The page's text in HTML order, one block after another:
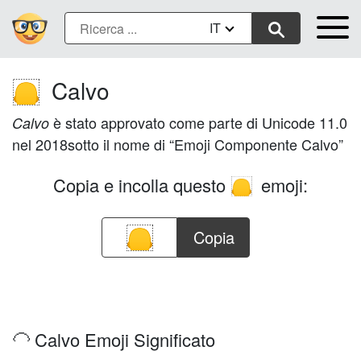
IT
🦲 Calvo
Calvo è stato approvato come parte di Unicode 11.0
nel 2018sotto il nome di “Emoji Componente Calvo”
Copia e incolla questo 🦲 emoji:
Copia
🦲 Calvo Emoji Significato